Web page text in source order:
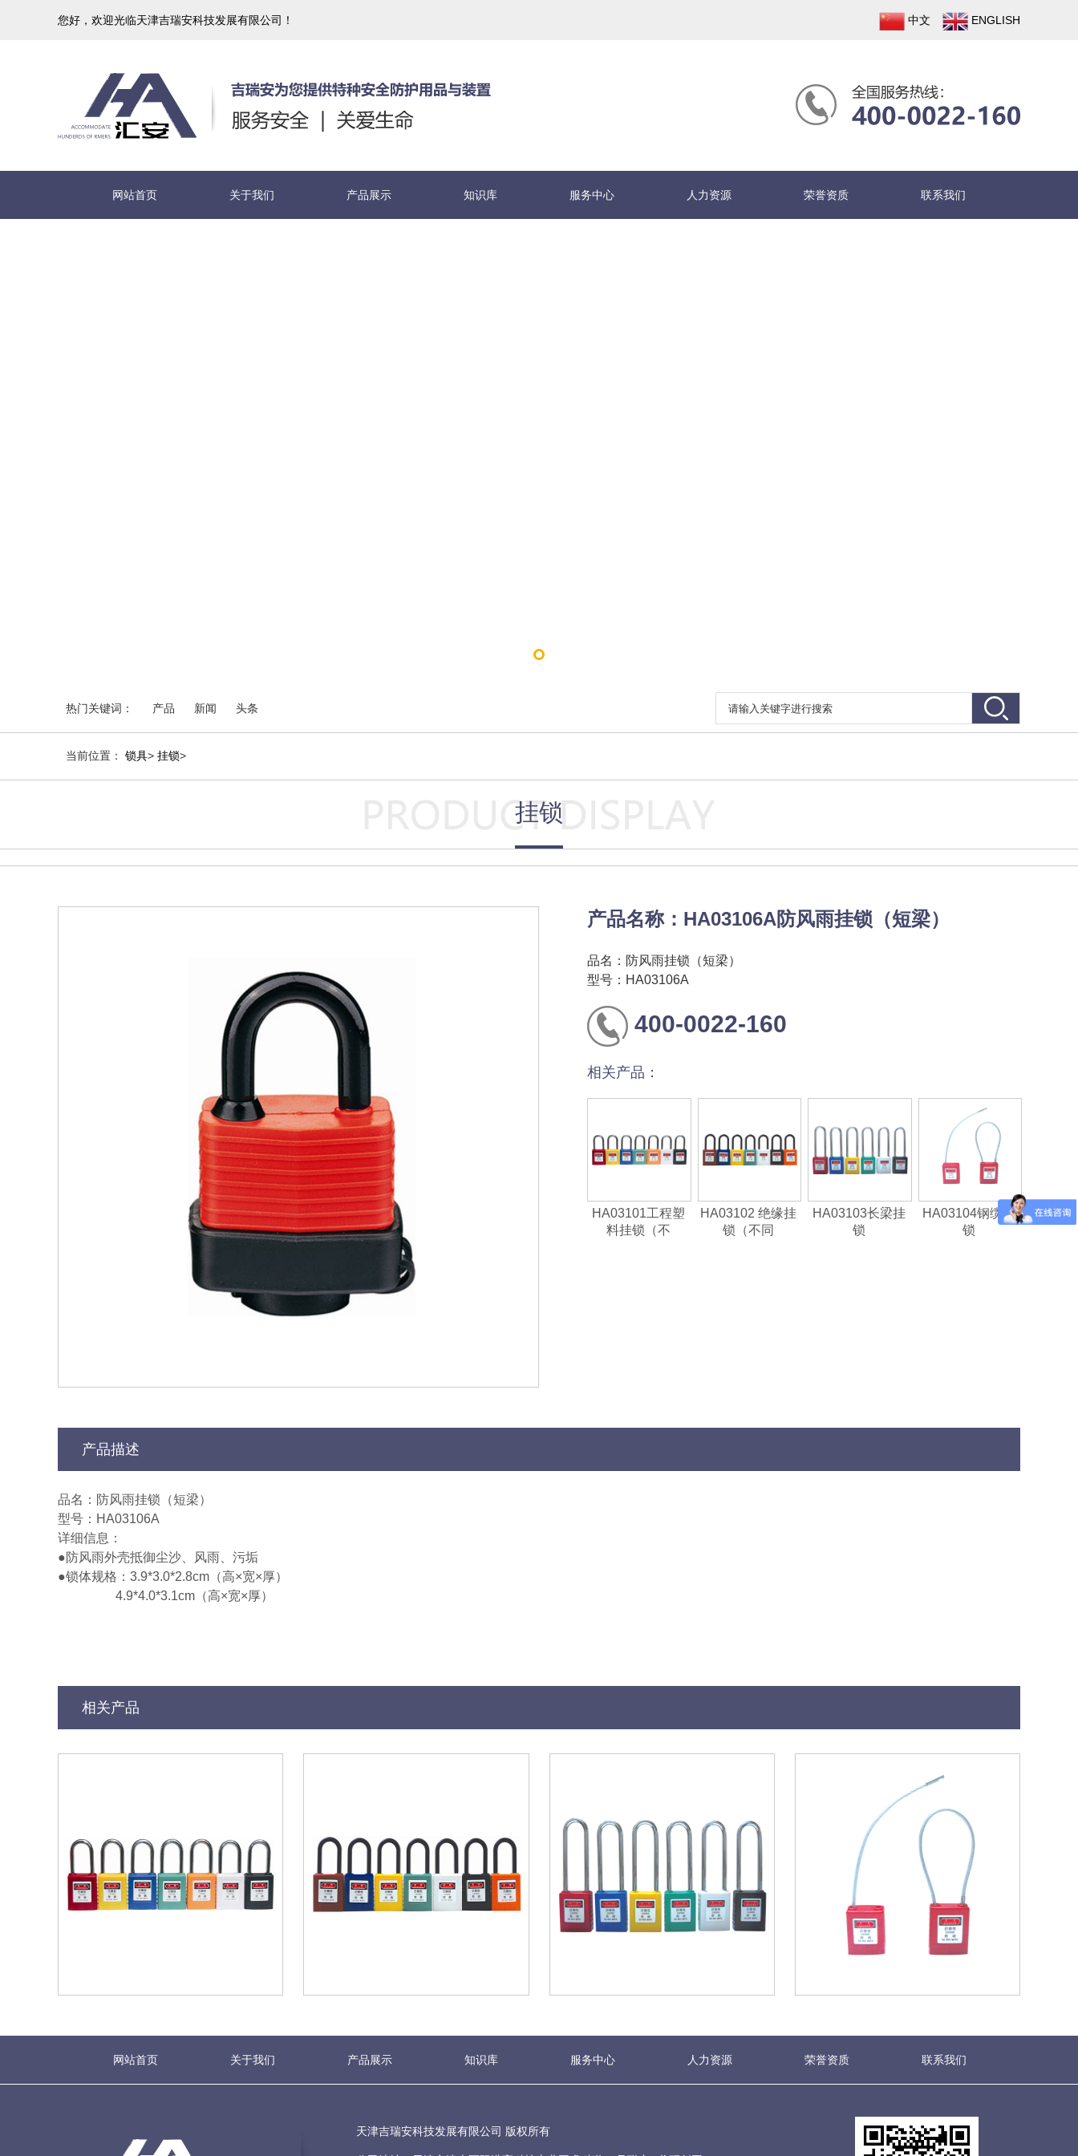
您好，欢迎光临天津吉瑞安科技发展有限公司！ 中文 ENGLISH
网站首页 关于我们 产品展示 知识库 服务中心 人力资源 荣誉资质 联系我们
热门关键词： 产品 新闻 头条
当前位置： 锁具> 挂锁>
挂锁
产品名称：HA03106A防风雨挂锁（短梁）
品名：防风雨挂锁（短梁）
型号：HA03106A
400-0022-160
相关产品：
HA03101工程塑
料挂锁（不
HA03102 绝缘挂
锁（不同
HA03103长梁挂
锁
HA03104钢缆挂
锁
产品描述
品名：防风雨挂锁（短梁）
型号：HA03106A
详细信息：
●防风雨外壳抵御尘沙、风雨、污垢
●锁体规格：3.9*3.0*2.8cm（高×宽×厚）
4.9*4.0*3.1cm（高×宽×厚）
相关产品
网站首页 关于我们 产品展示 知识库 服务中心 人力资源 荣誉资质 联系我们
天津吉瑞安科技发展有限公司 版权所有